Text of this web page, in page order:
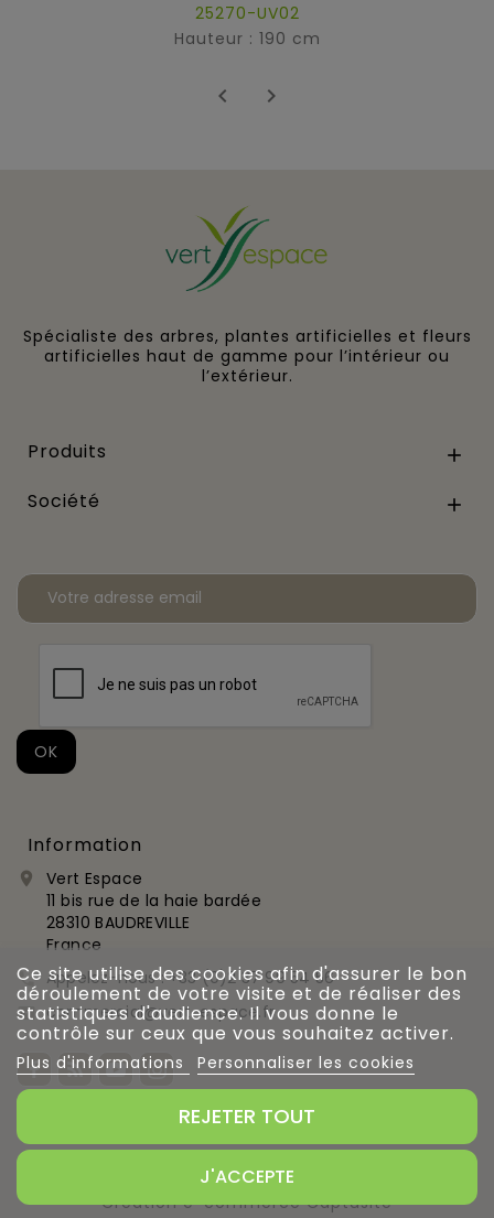
25270-UV02
Hauteur : 190 cm
 
Spécialiste des arbres, plantes artificielles et fleurs
artificielles haut de gamme pour l’intérieur ou
l’extérieur.
Produits 
Société 
Information

Vert Espace
11 bis rue de la haie bardée
28310 BAUDREVILLE
France
 Appelez-nous :+33 (0)2 37 99 54 56
 commercial@vert-espace.fr
Ce site utilise des cookies afin d'assurer le bon
déroulement de votre visite et de réaliser des
statistiques d'audience. Il vous donne le
contrôle sur ceux que vous souhaitez activer.
Plus d'informations Personnaliser les cookies
REJETER TOUT
J'ACCEPTE
Création e-commerce Captusite